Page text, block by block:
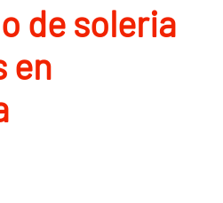
de soleria
en